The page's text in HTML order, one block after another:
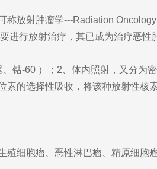
放射肿瘤学---Radiation
行放射治疗，其已成为治疗恶性
-60 ）；2、体内照射，又分为
的选择性吸收，将该种放射性核
胞瘤、恶性淋巴瘤、精原细胞